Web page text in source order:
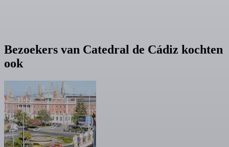
Bezoekers van Catedral de Cádiz kochten
ook